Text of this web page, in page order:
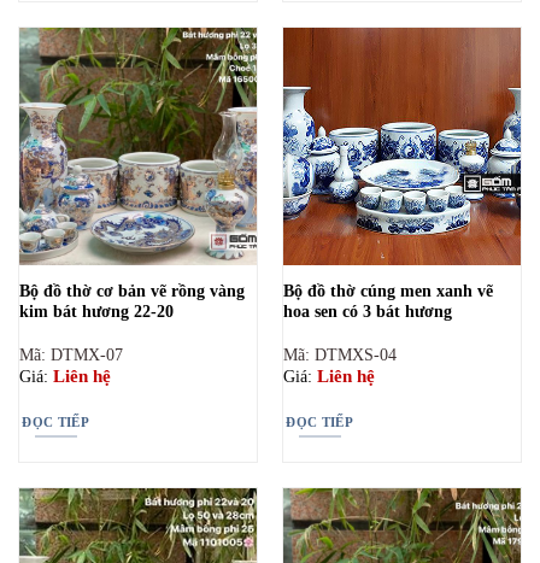
Bộ đồ thờ cơ bản vẽ rồng vàng
kim bát hương 22-20
Mã: DTMX-07
Giá: Liên hệ
ĐỌC TIẾP
Bộ đồ thờ cúng men xanh vẽ
hoa sen có 3 bát hương
Mã: DTMXS-04
Giá: Liên hệ
ĐỌC TIẾP